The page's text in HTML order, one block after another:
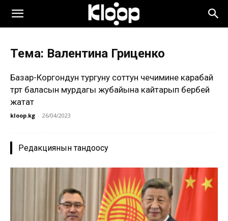
Тема: Валентина Гриценко
Базар-Коргондун тургуну соттун чечимине карабай
төрт баласын мурдагы жубайына кайтарып бербей
жатат
kloop.kg - 26/04/2023
Редакциянын тандоосу